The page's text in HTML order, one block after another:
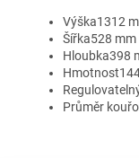
Výška1312
Šířka528 mm
Hloubka398
Hmotnost
Průměr